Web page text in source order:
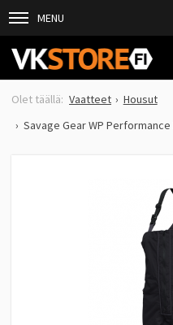
MENU
Vaatteet
Housut
Savage Gear WP Performance